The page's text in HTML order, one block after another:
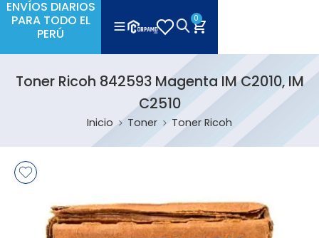
ENVÍOS DIARIOS
PARA TODO EL
PERÚ
0
Toner Ricoh 842593 Magenta IM C2010, IM
C2510
Inicio Toner Toner Ricoh